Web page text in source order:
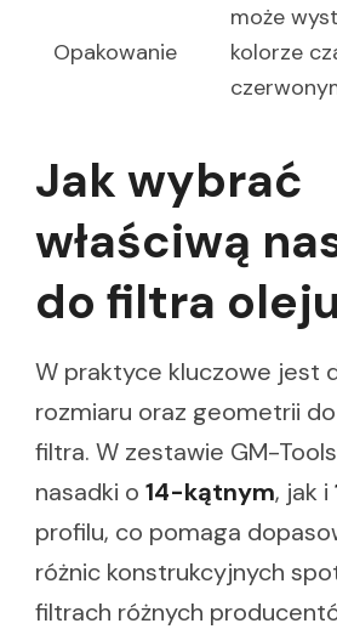
Opakowanie
może
kolorze
Jak wybrać
właściwą
do filtra
W praktyce kluczowe jest
rozmiaru oraz geometrii
filtra. W zestawie GM-
nasadki o 14-kątnym, jak i
profilu, co pomaga
różnic konstrukcyjnych
filtrach różnych